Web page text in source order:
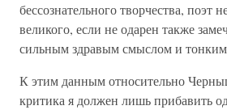
бессознательного творчества, поэт
великого, если не одарен также
сильным здравым смыслом и
К этим данным относительно
критика я должен лишь прибавить